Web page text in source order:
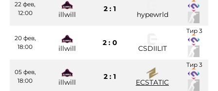
22 фев,
12:00
illwill
2 : 1
hypewrld
20 фев,
18:00
illwill
2 : 0
CSDIILIT
Тир 3
05 фев,
18:00
illwill
2 : 1
ECSTATIC
Тир 3